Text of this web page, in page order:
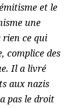
et le
une
rien ce qui
complice des
Il a livré
aux nazis
pas le droit